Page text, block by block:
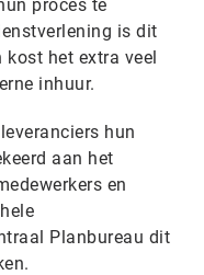
proces te
is dit
het extra veel
inhuur.
hun
aan het
en
Planbureau dit